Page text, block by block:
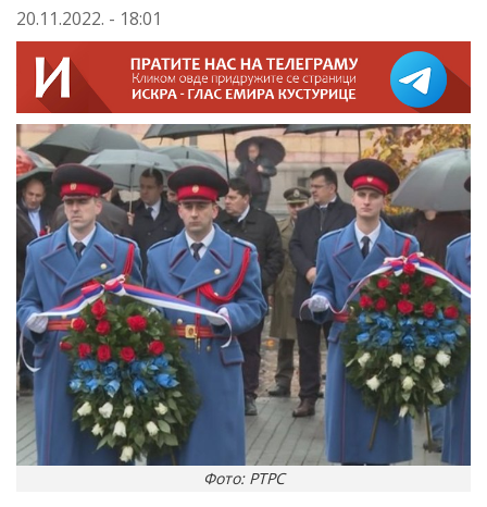
20.11.2022. - 18:01
Фото: РТРС